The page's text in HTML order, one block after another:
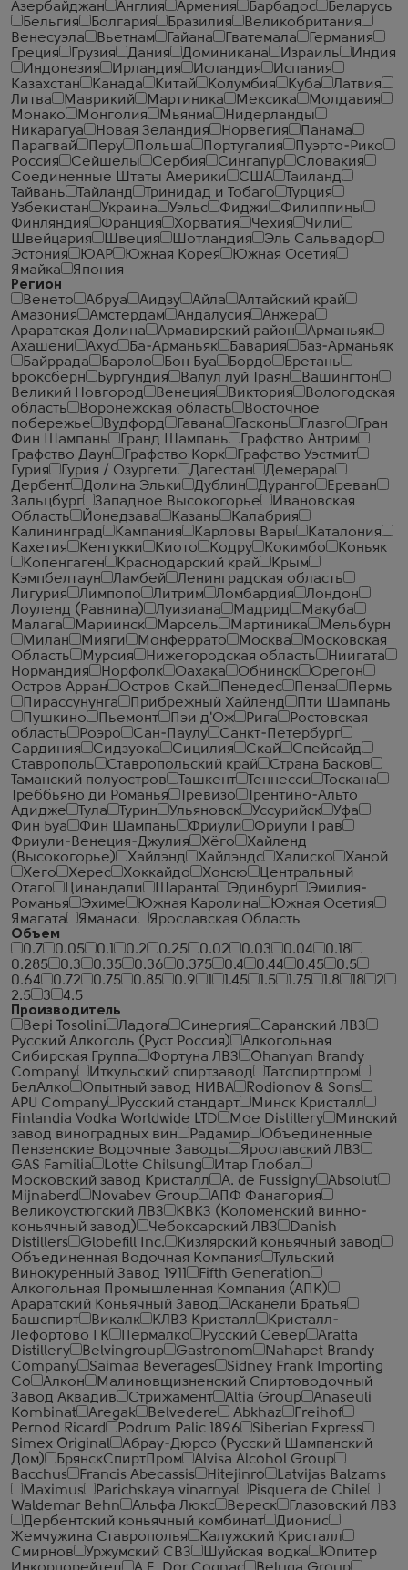
Азербайджан
Англия Армения Барбадос
Беларусь
Бельгия
Болгария Бразилия
Великобритания
Венесуэла
Вьетнам Гайана Гватемала
Германия
Греция
Грузия Дания Доминикана Израиль
Индия
Индонезия
Ирландия Исландия
Испания
Казахстан
Канада Китай Колумбия Куба
Латвия
Литва
Маврикий Мартиника Мексика
Молдавия
Монако
Монголия Мьянма
Нидерланды
Никарагуа
Новая Зеландия Норвегия
Панама
Парагвай
Перу Польша Португалия
Пуэрто-Рико
Россия
Сейшелы Сербия Сингапур
Словакия
Соединенные Штаты Америки
США
Таиланд
Тайвань
Тайланд Тринидад и Тобаго
Турция
Узбекистан
Украина Уэльс Фиджи
Филиппины
Финляндия
Франция Хорватия Чехия
Чили
Швейцария
Швеция Шотландия
Эль Сальвадор
Эстония
ЮАР Южная Корея
Южная Осетия
Ямайка
Япония
Регион
Венето
Абруа Аидзу Айла
Алтайский край
Амазония
Амстердам Андалусия
Анжера
Араратская Долина
Армавирский район
Арманьяк
Ахашени
Ахус Ба-Арманьяк Бавария
Баз-Арманьяк
Байррада
Бароло Бон Буа Бордо
Бретань
Броксберн
Бургундия Валул луй Траян
Вашингтон
Великий Новгород
Венеция Виктория
Вологодская
область
Воронежская область
Восточное
побережье
Вудфорд Гавана Гасконь Глазго
Гран
Фин Шампань
Гранд Шампань
Графство Антрим
Графство Даун
Графство Корк
Графство Уэстмит
Гурия
Гурия / Озургети Дагестан
Демерара
Дербент
Долина Эльки Дублин Дуранго
Ереван
Зальцбург
Западное Высокогорье
Ивановская
Область
Йонедзава Казань
Калабрия
Калининград
Кампания Карловы Вары
Каталония
Кахетия
Кентукки Киото Кодру Кокимбо
Коньяк
Копенгаген
Краснодарский край
Крым
Кэмпбелтаун
Ламбей
Ленинградская область
Лигурия
Лимпопо Литрим Ломбардия
Лондон
Лоуленд (Равнина)
Луизиана Мадрид
Макуба
Малага
Мариинск Марсель Мартиника
Мельбурн
Милан
Мияги Монферрато Москва
Московская
Область
Мурсия Нижегородская область
Ниигата
Нормандия
Норфолк Оахака Обнинск
Орегон
Остров Арран
Остров Скай Пенедес Пенза
Пермь
Пирассунунга
Прибрежный Хайленд
Пти Шампань
Пушкино
Пьемонт Пэи д'Ож Рига
Ростовская
область
Роэро Сан-Паулу
Санкт-Петербург
Сардиния
Сидзуока Сицилия Скай
Спейсайд
Ставрополь
Ставропольский край
Страна Басков
Таманский полуостров
Ташкент Теннесси
Тоскана
Треббьяно ди Романья
Тревизо
Трентино-Альто
Адидже
Тула Турин Ульяновск Уссурийск
Уфа
Фин Буа
Фин Шампань Фриули
Фриули Грав
Фриули-Венеция-Джулия
Хёго
Хайленд
(Высокогорье)
Хайлэнд Хайлэндс Халиско
Ханой
Хего
Херес Хоккайдо Хонсю
Центральный
Отаго
Цинандали Шаранта Эдинбург
Эмилия-
Романья
Эхиме Южная Каролина
Южная Осетия
Ямагата
Яманаси
Ярославская Область
Объем
0.7
0.05 0.1 0.2 0.25 0.02 0.03 0.04
0.18
0.285
0.3 0.35 0.36 0.375 0.4 0.44 0.45
0.5
0.64
0.72 0.75 0.85 0.9 1.45 1.5 1.75 1.8 18
2
2.5
3
4.5
Производитель
Bepi Tosolini
Ладога Синергия
Саранский ЛВЗ
Русский Алкоголь (Руст Россия)
Алкогольная
Сибирская Группа
Фортуна ЛВЗ
Ohanyan Brandy
Company
Иткульский спиртзавод
Татспиртпром
БелАлко
Опытный завод НИВА
Rodionov & Sons
APU Company
Русский стандарт
Минск Кристалл
Finlandia Vodka Worldwide LTD
Moe Distillery
Минский
завод виноградных вин
Радамир
Объединенные
Пензенские Водочные Заводы
Ярославский ЛВЗ
GAS Familia
Lotte Chilsung
Итар Глобал
Московский завод Кристалл
A. de Fussigny
Absolut
Mijnaberd
Novabev Group
АПФ Фанагория
Великоустюгский ЛВЗ
КВКЗ (Коломенский винно-
коньячный завод)
Чебоксарский ЛВЗ
Danish
Distillers
Globefill Inc.
Кизлярский коньячный завод
Объединенная Водочная Компания
Тульский
Винокуренный Завод 1911
Fifth Generation
Алкогольная Промышленная Компания (АПК)
Араратский Коньячный Завод
Асканели Братья
Башспирт
Викалк КЛВЗ Кристалл
Кристалл-
Лефортово ГК
Пермалко Русский Север
Aratta
Distillery
Belvingroup Gastronom
Nahapet Brandy
Company
Saimaa Beverages
Sidney Frank Importing
Co
Алкон
Малиновщизненский Спиртоводочный
Завод Аквадив
Стрижамент Altia Group
Anaseuli
Kombinat
Aregak Belvedere Abkhaz
Freihof
Pernod Ricard
Podrum Palic 1896
Siberian Express
Simex Original
Абрау-Дюрсо (Русский Шампанский
Дом)
БрянскСпиртПром
Alvisa Alcohol Group
Bacchus
Francis Abecassis Hitejinro
Latvijas Balzams
Maximus
Parichskaya vinarnya
Pisquera de Chile
Waldemar Behn
Альфа Люкс Вереск
Глазовский ЛВЗ
Дербентский коньячный комбинат
Дионис
Жемчужина Ставрополья
Калужский Кристалл
Смирнов
Уржумский СВЗ Шуйская водка
Юпитер